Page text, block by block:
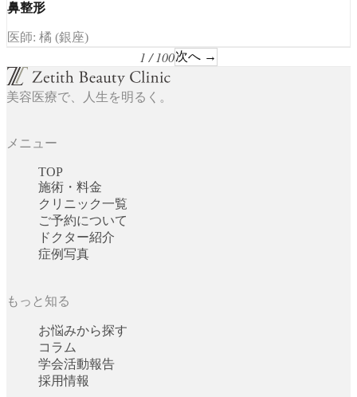
鼻整形
医師: 橘 (銀座)
1 / 100次へ →
美容医療で、人生を明るく。
メニュー
TOP
施術・料金
クリニック一覧
ご予約について
ドクター紹介
症例写真
もっと知る
お悩みから探す
コラム
学会活動報告
採用情報